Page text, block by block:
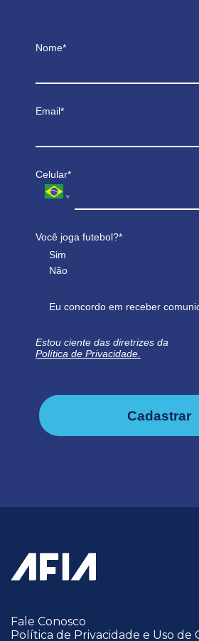
Nome*
Email*
Celular*
Você joga futebol?*
Sim
Não
Eu concordo em receber
Estou ciente das diretrizes da
Política de Privacidade.
Cadastrar
Fale Conosco
Política de Privacidade e Uso de